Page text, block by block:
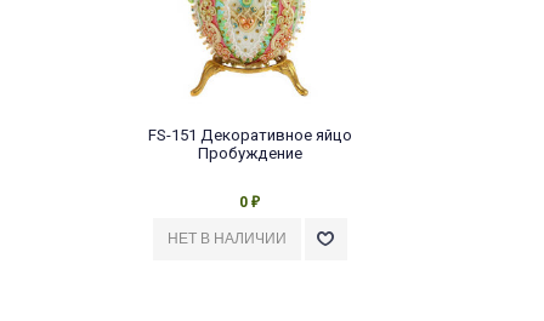
FS-151 Декоративное яйцо
Пробуждение
0 ₽